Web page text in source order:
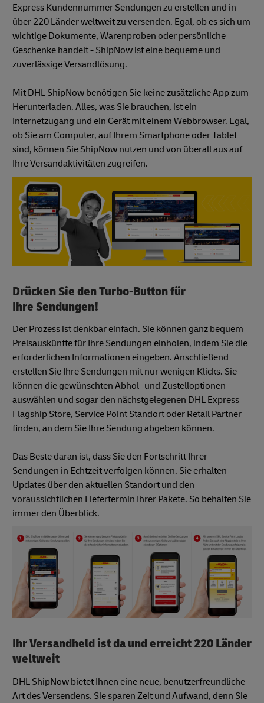
Express Kundennummer Sendungen zu erstellen und in
über 220 Länder weltweit zu versenden. Egal, ob es sich um
wichtige Dokumente, Warenproben oder persönliche
Geschenke handelt - ShipNow ist eine bequeme und
zuverlässige Versandlösung.
Mit DHL ShipNow benötigen Sie keine zusätzliche App zum
Herunterladen. Alles, was Sie brauchen, ist ein
Internetzugang und ein Gerät mit einem Webbrowser. Egal,
ob Sie am Computer, auf Ihrem Smartphone oder Tablet
sind, können Sie ShipNow nutzen und von überall aus auf
Ihre Versandaktivitäten zugreifen.
Drücken Sie den Turbo-Button für
Ihre Sendungen!
Der Prozess ist denkbar einfach. Sie können ganz bequem
Preisauskünfte für Ihre Sendungen einholen, indem Sie die
erforderlichen Informationen eingeben. Anschließend
erstellen Sie Ihre Sendungen mit nur wenigen Klicks. Sie
können die gewünschten Abhol- und Zustelloptionen
auswählen und sogar den nächstgelegenen DHL Express
Flagship Store, Service Point Standort oder Retail Partner
finden, an dem Sie Ihre Sendung abgeben können.
Das Beste daran ist, dass Sie den Fortschritt Ihrer
Sendungen in Echtzeit verfolgen können. Sie erhalten
Updates über den aktuellen Standort und den
voraussichtlichen Liefertermin Ihrer Pakete. So behalten Sie
immer den Überblick.
Ihr Versandheld ist da und erreicht 220 Länder
weltweit
DHL ShipNow bietet Ihnen eine neue, benutzerfreundliche
Art des Versendens. Sie sparen Zeit und Aufwand, denn Sie